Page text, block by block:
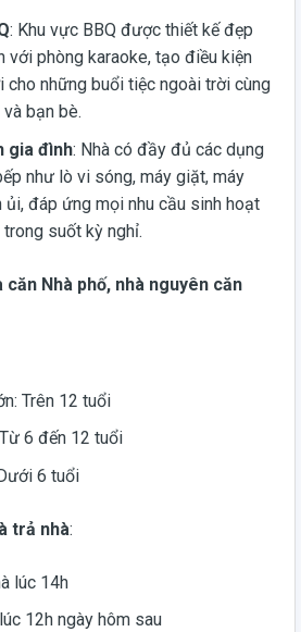
: Khu vực BBQ được thiết kế đẹp
với phòng karaoke, tạo điều kiện
cho những buổi tiệc ngoài trời cùng
bạn bè.
gia đình: Nhà có đầy đủ các dụng
như lò vi sóng, máy giặt, máy
ủi, đáp ứng mọi nhu cầu sinh hoạt
suốt kỳ nghỉ.
căn Nhà phố, nhà nguyên căn
Trên 12 tuổi
6 đến 12 tuổi
6 tuổi
trả nhà:
lúc 14h
12h ngày hôm sau